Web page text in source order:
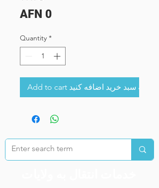
AFN 0Price
Quantity *
Add to cart به سبد خرید اضافه کنید